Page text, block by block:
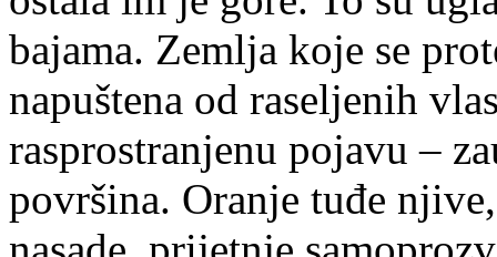
bajama. Zemlja koje se
napuštena od raseljenih
rasprostranjenu pojavu –
površina. Oranje tuđe